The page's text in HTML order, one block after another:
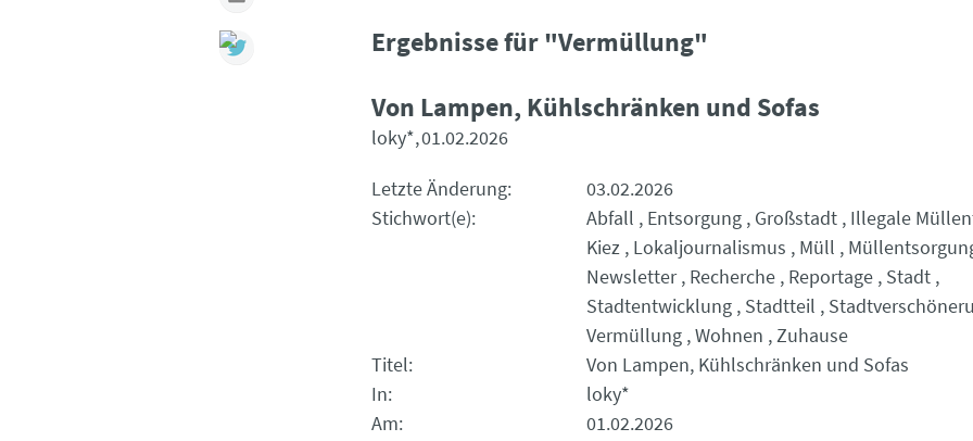
Ergebnisse für "Vermüllung"
Von Lampen, Kühlschränken und Sofas
loky* 01.02.2026
Letzte Änderung
03.02.2026
Stichwort(e)
Abfall Entsorgung Großstadt Illegale
Kiez Lokaljournalismus Müll
Newsletter Recherche Reportage Stadt
Stadtentwicklung Stadtteil
Vermüllung Wohnen Zuhause
Titel
Von Lampen, Kühlschränken und Sofas
In
loky*
Am
01.02.2026